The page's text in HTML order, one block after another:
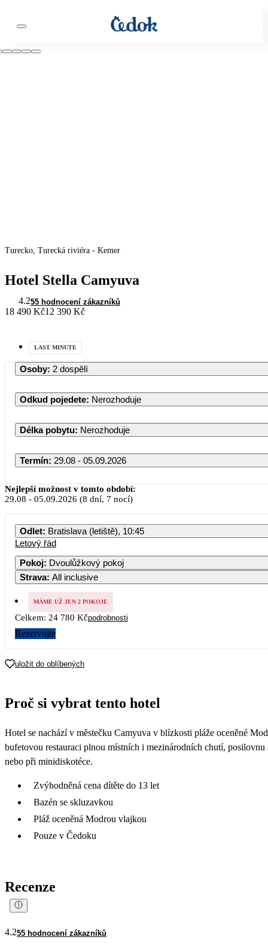
Turecko, Turecká riviéra - Kemer
Hotel Stella Camyuva
4.255 hodnocení zákazníků
18 490 Kč12 390 Kč
LAST MINUTE
Osoby: 2 dospělí
Odkud pojedete: Nerozhoduje
Délka pobytu: Nerozhoduje
Termín: 29.08 - 05.09.2026
Nejlepší možnost v tomto období:
29.08 - 05.09.2026 (8 dní, 7 nocí)
Odlet: Bratislava (letiště), 10:45
Letový řád
Pokoj: Dvoulůžkový pokoj
Strava: All inclusive
MÁME UŽ JEN 2 POKOJE
Celkem: 24 780 Kčpodrobnosti
Rezervujte
uložit do oblíbených
Proč si vybrat tento hotel
Hotel se nachází v městečku Camyuva v blízkosti pláže oceněné
bufetovou restauraci plnou místních i mezinárodních chutí,
nebo při minidiskotéce.
Zvýhodněná cena dítěte do 13 let
Bazén se skluzavkou
Pláž oceněná Modrou vlajkou
Pouze v Čedoku
Recenze
4.255 hodnocení zákazníků